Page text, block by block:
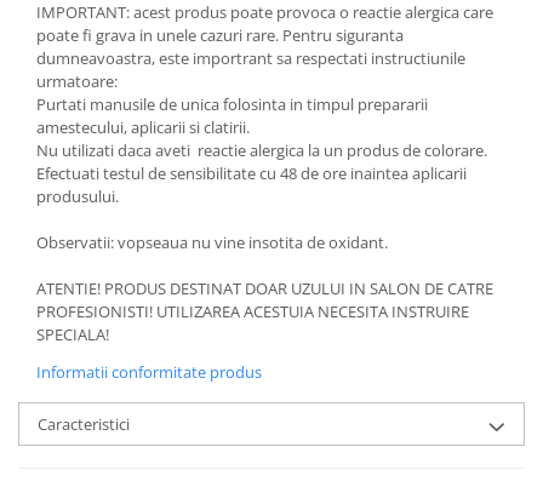
IMPORTANT: acest produs poate provoca o reactie alergica care
poate fi grava in unele cazuri rare. Pentru siguranta
dumneavoastra, este importrant sa respectati instructiunile
urmatoare:
Purtati manusile de unica folosinta in timpul prepararii
amestecului, aplicarii si clatirii.
Nu utilizati daca aveti reactie alergica la un produs de colorare.
Efectuati testul de sensibilitate cu 48 de ore inaintea aplicarii
produsului.
Observatii: vopseaua nu vine insotita de oxidant.
ATENTIE! PRODUS DESTINAT DOAR UZULUI IN SALON DE CATRE
PROFESIONISTI! UTILIZAREA ACESTUIA NECESITA INSTRUIRE
SPECIALA!
Informatii conformitate produs
Caracteristici